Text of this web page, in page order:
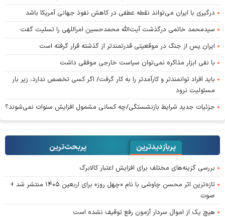
درگیری با ایران می‌تواند نقطه عطفی در کاهش نفوذ جهانی آمریکا باشد
سیدمحمد خاتمی درگذشت آیت‌الله محمدحسین امراللهی را تسلیت گفت
ایران پس از جنگ در موقعیتی قدرتمندتر از گذشته قرار گرفته است
با نفی ابزار مذاکره نمی‌توان سیاست خارجی موفقی داشت
باید افراد توانمندتر و کارآمدتر را به کار گرفت/ اگر کسی تخصص ندارد، زیر بار
مسئولیت نرود
جزئیات جدید شرایط بازنشستگی/چه کسانی مشمول افزایش سنوات نمی‌شوند؟
پربازدیدترین پربحث‌ترین‌
بررسی گزینه‌های مختلف برای افزایش اعتبار کالابرگ
تازه‌ترین اثر محسن چاوشی با نام «چهل روز» برای اربعین ۱۴۰۵ منتشر شد +
صوت
هیچ یک از اموال سردار آزمون رفع توقیف نشده است